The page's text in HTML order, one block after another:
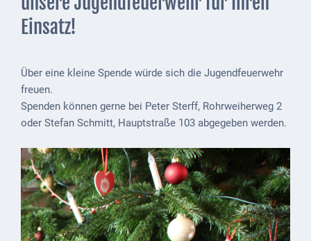
Defibrillatoren
Notfallnummern
Suche
bei
Social
Media
Sitemap
Einsatz!
Über eine kleine Spende würde sich die Jugendfeuerwehr
freuen.
Spenden können gerne bei Peter Sterff, Rohrweiherweg 2
oder Stefan Schmitt, Hauptstraße 103 abgegeben werden.